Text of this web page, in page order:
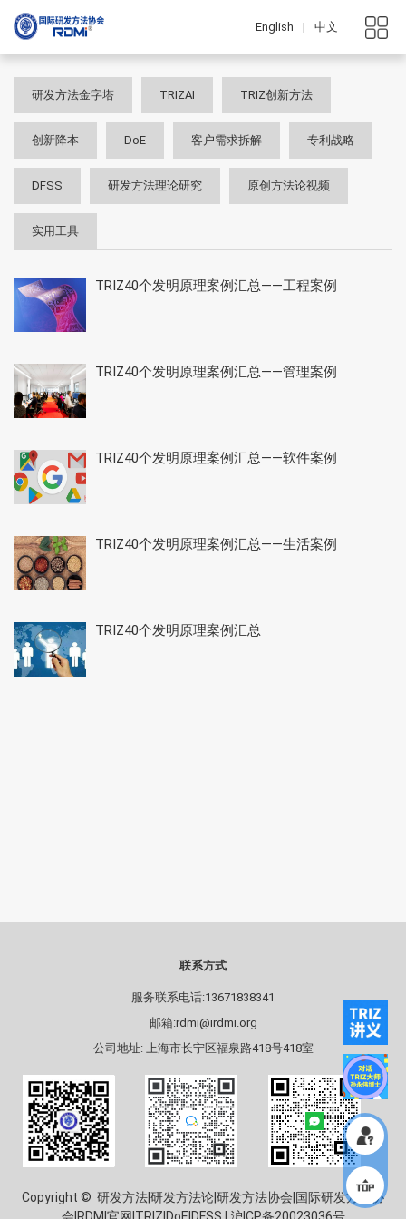
English | 中文
研发方法金字塔 TRIZAI TRIZ创新方法
创新降本 DoE 客户需求拆解 专利战略
DFSS 研发方法理论研究 原创方法论视频
实用工具
TRIZ40个发明原理案例汇总——工程案例
TRIZ40个发明原理案例汇总——管理案例
TRIZ40个发明原理案例汇总——软件案例
TRIZ40个发明原理案例汇总——生活案例
TRIZ40个发明原理案例汇总
联系方式
服务联系电话:13671838341
邮箱:rdmi@irdmi.org
公司地址: 上海市长宁区福泉路418号418室
Copyright © 研发方法|研发方法论|研发方法协会|国际研发方法协